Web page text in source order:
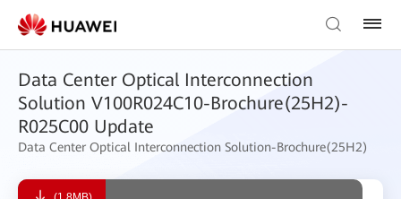
Data Center Optical Interconnection
Solution V100R024C10-Brochure(25H2)-
R025C00 Update
Data Center Optical Interconnection Solution-Brochure(25H2)